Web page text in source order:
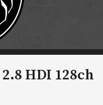
2.8 HDI 128ch